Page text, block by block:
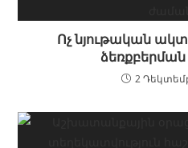
Ոչ նյութական
2